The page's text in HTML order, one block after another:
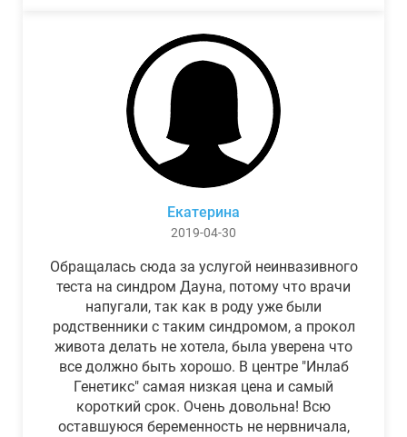
Екатерина
2019-04-30
Обращалась сюда за услугой неинвазивного
теста на синдром Дауна, потому что врачи
напугали, так как в роду уже были
родственники с таким синдромом, а прокол
живота делать не хотела, была уверена что
все должно быть хорошо. В центре "Инлаб
Генетикс" самая низкая цена и самый
короткий срок. Очень довольна! Всю
оставшуюся беременность не нервничала,